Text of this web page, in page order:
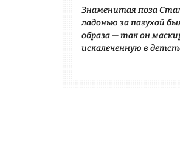
Знаменитая поза
ладонью за пазухой
образа — так он
искалеченную в